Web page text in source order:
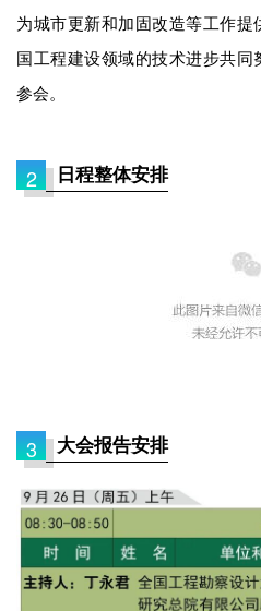
为城市更新和加固改造等工作
国工程建设领域的技术进步共
参会。
2 日程整体安排
3 大会报告安排